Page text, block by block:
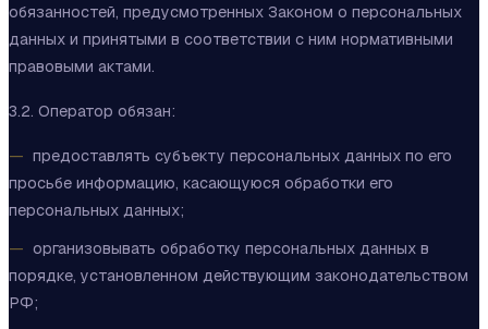
обязанностей, предусмотренных Законом о персональных
данных и принятыми в соответствии с ним нормативными
правовыми актами.
3.2. Оператор обязан:
предоставлять субъекту персональных данных по его
просьбе информацию, касающуюся обработки его
персональных данных;
организовывать обработку персональных данных в
порядке, установленном действующим законодательством
РФ;